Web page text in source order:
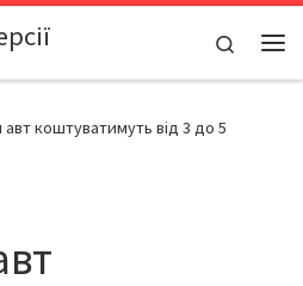
Search
коштуватимуть від 3 до 5